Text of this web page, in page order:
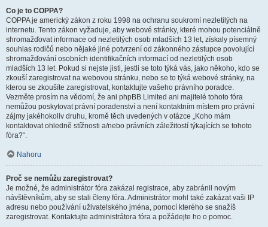
Co je to COPPA?
COPPA je americký zákon z roku 1998 na ochranu soukromí nezletilých na
internetu. Tento zákon vyžaduje, aby webové stránky, které mohou potenciálně
shromažďovat informace od nezletilých osob mladších 13 let, získaly písemný
souhlas rodičů nebo nějaké jiné potvrzení od zákonného zástupce povolující
shromažďování osobních identifikačních informací od nezletilých osob
mladších 13 let. Pokud si nejste jisti, jestli se toto týká vás, jako někoho, kdo se
zkouší zaregistrovat na webovou stránku, nebo se to týká webové stránky, na
kterou se zkoušíte zaregistrovat, kontaktujte vašeho právního poradce.
Vezměte prosím na vědomí, že ani phpBB Limited ani majitelé tohoto fóra
nemůžou poskytovat právní poradenství a není kontaktním místem pro právní
zájmy jakéhokoliv druhu, kromě těch uvedených v otázce „Koho mám
kontaktovat ohledně stížnosti a/nebo právních záležitostí týkajících se tohoto
fóra?“.
Nahoru
Proč se nemůžu zaregistrovat?
Je možné, že administrátor fóra zakázal registrace, aby zabránil novým
návštěvníkům, aby se stali členy fóra. Administrátor mohl také zakázat vaši IP
adresu nebo používání uživatelského jména, pomocí kterého se snažíš
zaregistrovat. Kontaktujte administrátora fóra a požádejte ho o pomoc.